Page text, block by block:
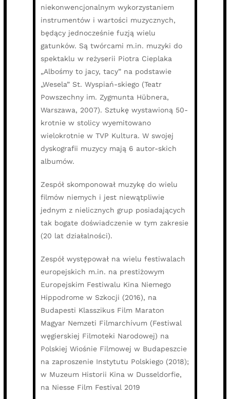
niekonwencjonalnym wykorzystaniem
instrumentów i wartości muzycznych,
będący jednocześnie fuzją wielu
gatunków. Są twórcami m.in. muzyki do
spektaklu w reżyserii Piotra Cieplaka
„Albośmy to jacy, tacy” na podstawie
„Wesela” St. Wyspiań-skiego (Teatr
Powszechny im. Zygmunta Hübnera,
Warszawa, 2007). Sztukę wystawioną 50-
krotnie w stolicy wyemitowano
wielokrotnie w TVP Kultura. W swojej
dyskografii muzycy mają 6 autor-skich
albumów.
Zespół skomponował muzykę do wielu
filmów niemych i jest niewątpliwie
jednym z nielicznych grup posiadających
tak bogate doświadczenie w tym zakresie
(20 lat działalności).
Zespół występował na wielu festiwalach
europejskich m.in. na prestiżowym
Europejskim Festiwalu Kina Niemego
Hippodrome w Szkocji (2016), na
Budapesti Klasszikus Film Maraton
Magyar Nemzeti Filmarchívum (Festiwal
węgierskiej Filmoteki Narodowej) na
Polskiej Wiośnie Filmowej w Budapeszcie
na zaproszenie Instytutu Polskiego (2018);
w Muzeum Historii Kina w Dusseldorfie,
na Niesse Film Festival 2019